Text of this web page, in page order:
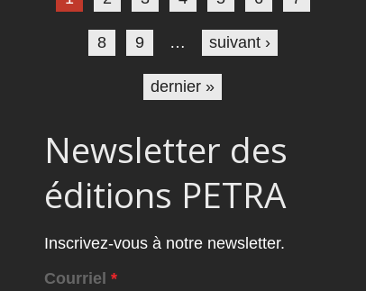
8 9 … suivant ›
dernier »
Newsletter des
éditions PETRA
Inscrivez-vous à notre newsletter.
Courriel *